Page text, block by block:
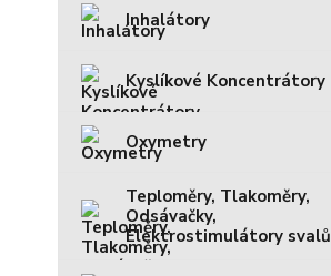
Inhalátory
Kyslíkové Koncentrátory
Oxymetry
Teploměry, Tlakoměry,
Odsávačky,
Elektrostimulátory svalů